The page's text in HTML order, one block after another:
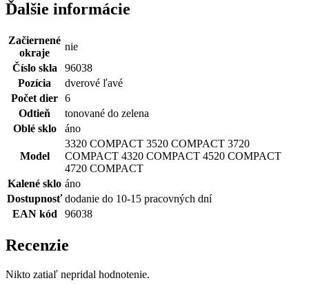
Ďalšie informácie
Začiernené
okraje
nie
Číslo skla
96038
Pozícia
dverové ľavé
Počet dier 6
Odtieň
tonované do zelena
Oblé sklo
áno
Model
3320 COMPACT 3520 COMPACT 3720
COMPACT 4320 COMPACT 4520 COMPACT
4720 COMPACT
Kalené sklo áno
Dostupnosť dodanie do 10-15 pracovných dní
EAN kód
96038
Recenzie
Nikto zatiaľ nepridal hodnotenie.